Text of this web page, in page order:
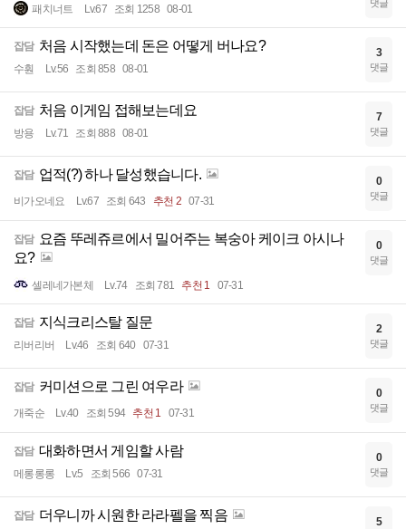
패치너트 Lv.67 조회 1258 08-01 댓글
잡담 처음 시작했는데 돈은 어떻게 버나요?
수훤 Lv.56 조회 858 08-01
3
댓글
잡담 처음 이게임 접해보는데요
방용 Lv.71 조회 888 08-01
7
댓글
잡담 업적(?) 하나 달성했습니다.
비가오네요 Lv.67 조회 643 추천 2 07-31
0
댓글
잡담 요즘 뚜레쥬르에서 밀어주는 복숭아 케이크 아시나
요?
셀레네가본체 Lv.74 조회 781 추천 1 07-31
0
댓글
잡담 지식크리스탈 질문
리버리버 Lv.46 조회 640 07-31
2
댓글
잡담 커미션으로 그린 여우라
개죽순 Lv.40 조회 594 추천 1 07-31
0
댓글
잡담 대화하면서 게임할 사람
메롱롱롱 Lv.5 조회 566 07-31
0
댓글
잡담 더우니까 시원한 라라펠을 찍음 5